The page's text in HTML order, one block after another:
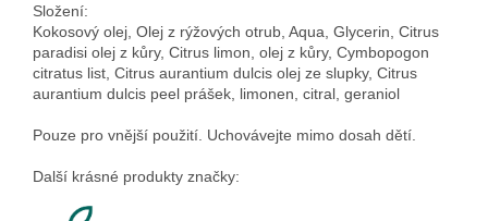
Složení:
Kokosový olej, Olej z rýžových otrub, Aqua, Glycerin, Citrus
paradisi olej z kůry, Citrus limon, olej z kůry, Cymbopogon
citratus list, Citrus aurantium dulcis olej ze slupky, Citrus
aurantium dulcis peel prášek, limonen, citral, geraniol
Pouze pro vnější použití. Uchovávejte mimo dosah dětí.
Další krásné produkty značky: